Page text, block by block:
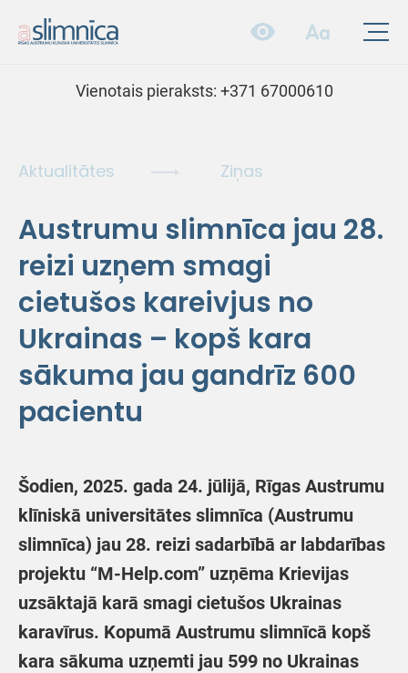
Vienotais pieraksts: +371 67000610
Aktualitātes Ziņas
Austrumu slimnīca jau 28.
reizi uzņem smagi
cietušos kareivjus no
Ukrainas – kopš kara
sākuma jau gandrīz 600
pacientu
Šodien, 2025. gada 24. jūlijā, Rīgas Austrumu
klīniskā universitātes slimnīca (Austrumu
slimnīca) jau 28. reizi sadarbībā ar labdarības
projektu “M-Help.com” uzņēma Krievijas
uzsāktajā karā smagi cietušos Ukrainas
karavīrus. Kopumā Austrumu slimnīcā kopš
kara sākuma uzņemti jau 599 no Ukrainas